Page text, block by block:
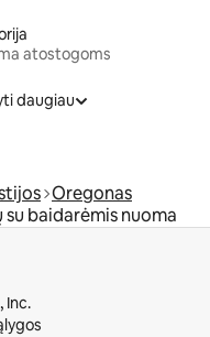
atostogoms
daugiau
Oregonas
su baidarėmis nuoma
Inc.